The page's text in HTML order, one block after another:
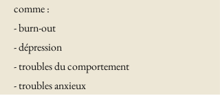
comme :
- burn-out
- dépression
- troubles du comportement
- troubles anxieux